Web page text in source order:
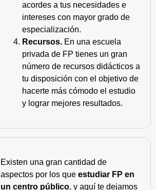
acordes a tus necesidades e
intereses con mayor grado de
especialización.
Recursos. En una escuela
privada de FP tienes un gran
número de recursos didácticos a
tu disposición con el objetivo de
hacerte más cómodo el estudio
y lograr mejores resultados.
Existen una gran cantidad de
aspectos por los que estudiar FP en
un centro público, y aquí te dejamos